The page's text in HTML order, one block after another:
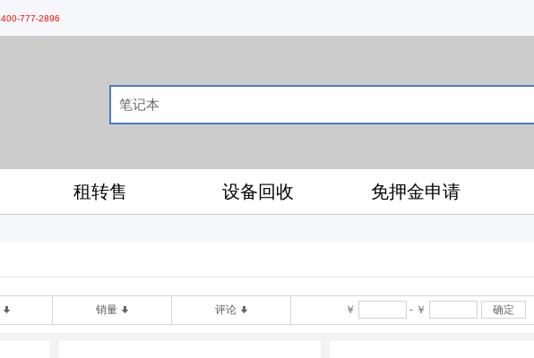
400-777-2896
租转售 设备回收 免押金申请
销量 评论 ￥ - ￥ 确定